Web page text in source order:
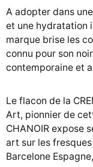
A adopter dans
et une hydratation
marque brise les
connu pour son
contemporaine et
Le flacon de la
Art, pionnier de
CHANOIR expose
art sur les
Barcelone